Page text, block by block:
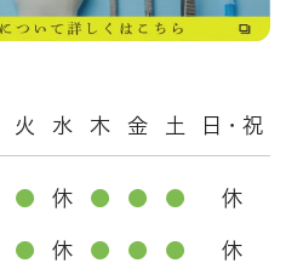
火 水 木 金 土 日・祝
● 休 ● ● ● 休
● 休 ● ● ● 休